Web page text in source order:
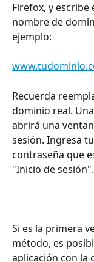
Firefox, y
nombre de
ejemplo:
Recuerda
dominio real.
abrirá una
sesión. Ingresa
contraseña que
"Inicio de sesión".
Si es la primera
método, es
aplicación con la